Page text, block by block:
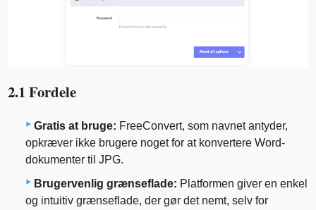
2.1 Fordele
Gratis at bruge: FreeConvert, som navnet antyder,
opkræver ikke brugere noget for at konvertere Word-
dokumenter til JPG.
Brugervenlig grænseflade: Platformen giver en enkel
og intuitiv grænseflade, der gør det nemt, selv for